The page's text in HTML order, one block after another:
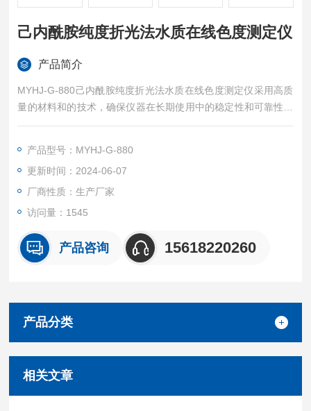
己内酰胺纯度折光法水质在线色度测定仪
产品简介
MYHJ-G-880己内酰胺纯度折光法水质在线色度测定仪采用高质
量的材料和的技术，确保仪器在长期使用中的稳定性和可靠性。
内置温度传感器，可自动对测量结果进行温度补偿，提高测量准
产品型号：MYHJ-G-880
更新时间：2024-06-07
厂商性质：生产厂家
访问量：1545
产品咨询 15618220260
产品分类
相关文章